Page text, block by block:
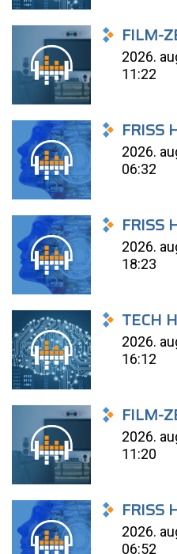
FILM-
2026.
11:22
FRISS
2026.
06:32
FRISS
2026.
18:23
TECH
2026.
16:12
FILM-
2026.
11:20
FRISS
2026.
06:52